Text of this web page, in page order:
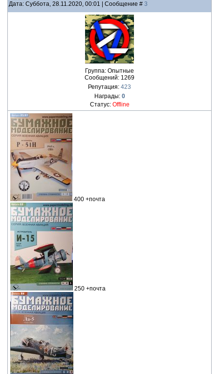
Дата: Суббота, 28.11.2020, 00:01 | Сообщение # 3
Группа: Опытные
Сообщений: 1269
Репутация: 423
Награды: 0
Статус: Offline
400 +почта
250 +почта